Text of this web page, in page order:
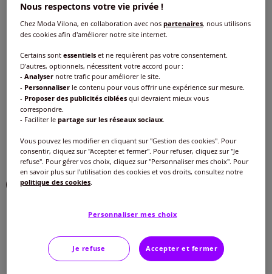
T-shirt à encolure ronde manches en
dentelle
Réf : 537.050.039
Couleur :bleu glacier
Choisir une couleur :
Nous respectons votre vie privée !
Chez Moda Vilona, en collaboration avec nospartenaires, nous utilisons
des cookies afin d'améliorer notre site internet.
Certains sontessentiels et ne requièrent pas votre consentement.
D'autres, optionnels, nécessitent votre accord pour :
-Analyser notre trafic pour améliorer le site.
- Personnaliser le contenu pour vous offrir une expérience sur mesure.
- Proposer des publicités ciblées qui devraient mieux vous
correspondre.
- Faciliter lepartage sur les réseaux sociaux.
Vous pouvez les modifier en cliquant sur "Gestion des cookies". Pour
consentir, cliquez sur "Accepter et fermer". Pour refuser, cliquez sur "Je
refuse". Pour gérer vos choix, cliquez sur "Personnaliser mes choix". Pour
en savoir plus sur l'utilisation des cookies et vos droits, consultez notre
politique des cookies.
Personnaliser mes choix
Je refuse Accepter et fermer